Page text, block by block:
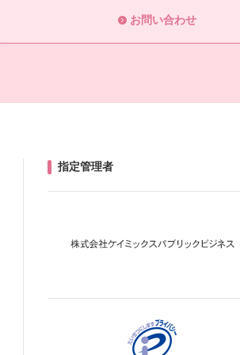
お問い合わせ
指定管理者